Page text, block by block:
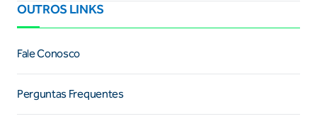
OUTROS LINKS
Fale Conosco
Perguntas Frequentes